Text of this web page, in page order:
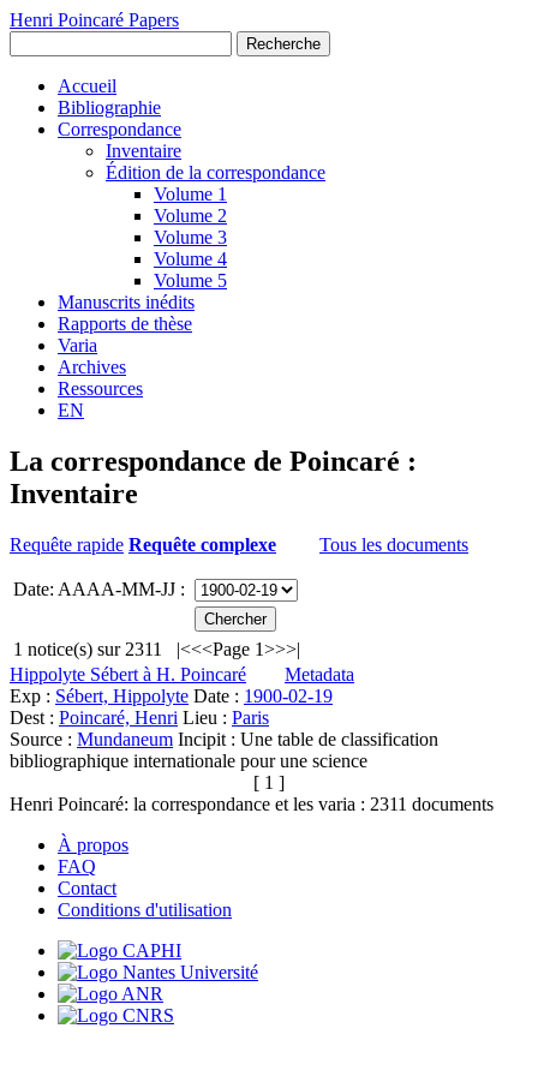
Henri Poincaré Papers
Recherche
Accueil
Bibliographie
Correspondance
Inventaire
Édition de la correspondance
Volume 1
Volume 2
Volume 3
Volume 4
Volume 5
Manuscrits inédits
Rapports de thèse
Varia
Archives
Ressources
EN
La correspondance de Poincaré :
Inventaire
Requête rapide Requête complexe Tous les documents
Date: AAAA-MM-JJ :
1 notice(s) sur 2311 |<<<Page 1>>>|
Hippolyte Sébert à H. Poincaré
Metadata
Exp : Sébert, Hippolyte Date : 1900-02-19
Dest : Poincaré, Henri Lieu : Paris
Source : Mundaneum Incipit : Une table de classification
bibliographique internationale pour une science
[ 1 ]
Henri Poincaré: la correspondance et les varia : 2311 documents
À propos
FAQ
Contact
Conditions d'utilisation